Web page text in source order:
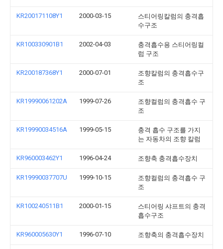
KR200171108Y1 2000-03-15
스티어링칼럼의 충격흡
수구조
KR100330901B1 2002-04-03
충격흡수용 스티어링컬
럼 구조
KR200187368Y1 2000-07-01
조향칼럼의 충격흡수구
조
KR19990061202A 1999-07-26
조향컬럼의 충격흡수 구
조
KR19990034516A 1999-05-15
충격 흡수 구조를 가지
는 자동차의 조향 칼럼
KR960003462Y1 1996-04-24 조향축 충격흡수장치
KR19990037707U 1999-10-15
조향컬럼의 충격흡수 구
조
KR100240511B1 2000-01-15
스티어링 샤프트의 충격
흡수구조
KR960005630Y1 1996-07-10 조향축의 충격흡수장치